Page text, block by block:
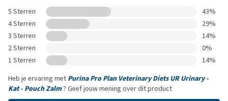
5 Sterren
43%
4 Sterren
29%
3 Sterren
14%
2 Sterren
0%
1 Sterren
14%
Heb je ervaring met Purina Pro Plan Veterinary Diets UR Urinary -
Kat - Pouch Zalm? Geef jouw mening over dit product